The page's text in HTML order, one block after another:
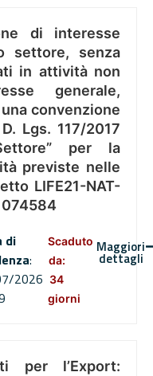
di interesse
settore, senza
in attività non
generale,
convenzione
Lgs. 117/2017
per la
previste nelle
LIFE21-NAT-
di
:
2026
Scaduto
da:
34
giorni
Maggiori
dettagli
per l’Export: